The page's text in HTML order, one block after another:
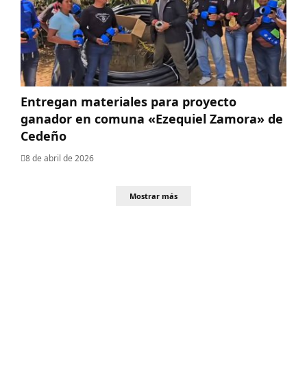
Entregan materiales para proyecto
ganador en comuna «Ezequiel Zamora» de
Cedeño
8 de abril de 2026
Mostrar más